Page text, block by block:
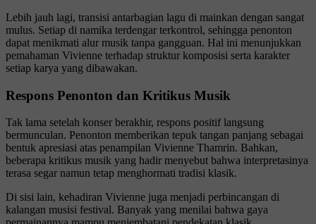
Lebih jauh lagi, transisi antarbagian lagu di mainkan dengan sangat
mulus. Setiap di namika terdengar terkontrol, sehingga penonton
dapat menikmati alur musik tanpa gangguan. Hal ini menunjukkan
pemahaman Vivienne terhadap struktur komposisi serta karakter
setiap karya yang dibawakan.
Respons Penonton dan Kritikus Musik
Tak lama setelah konser berakhir, respons positif langsung
bermunculan. Penonton memberikan tepuk tangan panjang sebagai
bentuk apresiasi atas penampilan Vivienne Thamrin. Bahkan,
beberapa kritikus musik yang hadir menyebut bahwa interpretasinya
terasa segar namun tetap menghormati tradisi klasik.
Di sisi lain, kehadiran Vivienne juga menjadi perbincangan di
kalangan musisi festival. Banyak yang menilai bahwa gaya